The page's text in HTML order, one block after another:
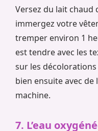
Versez du lait chaud
immergez votre
tremper environ 1
est tendre avec les
sur les décolorations
bien ensuite avec de
machine.
7. L’eau